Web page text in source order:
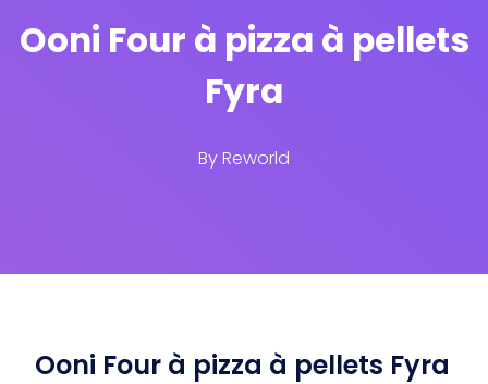
Ooni Four à pizza à pellets
Fyra
ByReworld
Ooni Four à pizza à pellets Fyra